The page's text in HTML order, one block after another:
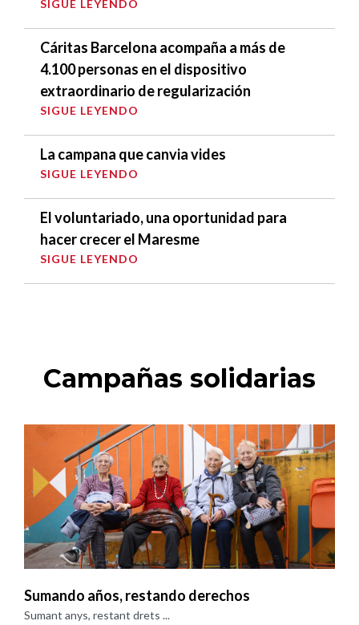
SIGUE LEYENDO
Cáritas Barcelona acompaña a más de
4.100 personas en el dispositivo
extraordinario de regularización
SIGUE LEYENDO
La campana que canvia vides
SIGUE LEYENDO
El voluntariado, una oportunidad para
hacer crecer el Maresme
SIGUE LEYENDO
Campañas solidarias
Sumando años, restando derechos
Sumant anys, restant drets ...